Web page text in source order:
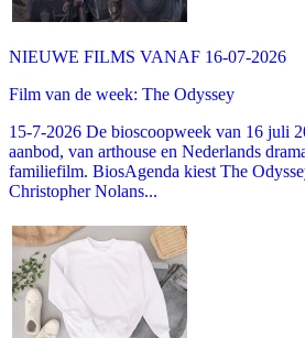
NIEUWE FILMS VANAF 16-07-2026
Film van de week: The Odyssey
15-7-2026 De bioscoopweek van 16 juli
aanbod, van arthouse en Nederlands
familiefilm. BiosAgenda kiest The
Christopher Nolans...